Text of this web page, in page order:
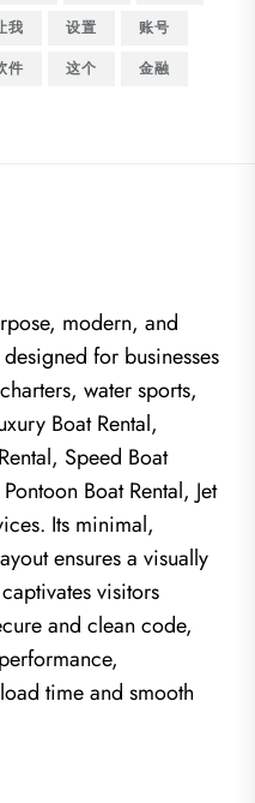
让我 设置
账号
软件 这个
金融
modern, and
for businesses
water sports,
Boat Rental,
Speed Boat
Boat Rental, Jet
Its minimal,
ensures a visually
visitors
and clean code,
time and smooth